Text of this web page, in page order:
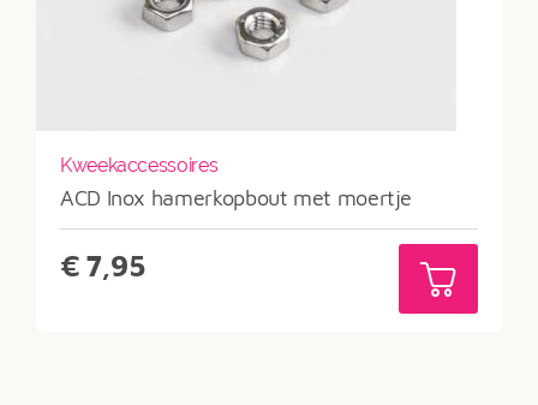
Kweekaccessoires
ACD Inox hamerkopbout met moertje
€ 7,95